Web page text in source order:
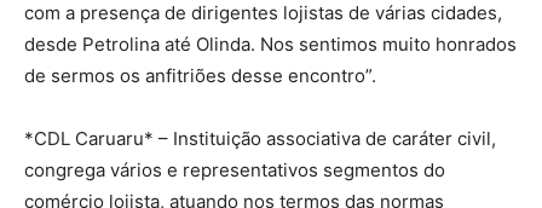
com a presença de dirigentes lojistas de várias cidades,
desde Petrolina até Olinda. Nos sentimos muito honrados
de sermos os anfitriões desse encontro”.
*CDL Caruaru* – Instituição associativa de caráter civil,
congrega vários e representativos segmentos do
comércio lojista, atuando nos termos das normas